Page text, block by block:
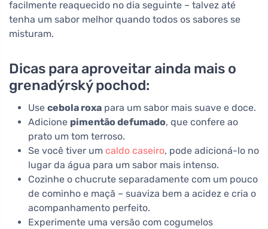
facilmente reaquecido no dia seguinte – talvez até
tenha um sabor melhor quando todos os sabores se
misturam.
Dicas para aproveitar ainda mais o
grenadýrský pochod:
Use cebola roxa para um sabor mais suave e doce.
Adicione pimentão defumado, que confere ao
prato um tom terroso.
Se você tiver um caldo caseiro, pode adicioná-lo no
lugar da água para um sabor mais intenso.
Cozinhe o chucrute separadamente com um pouco
de cominho e maçã – suaviza bem a acidez e cria o
acompanhamento perfeito.
Experimente uma versão com cogumelos